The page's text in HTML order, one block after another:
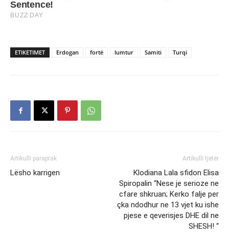
ETIKETIMET Erdogan fortë lumtur Samiti Turqi
Artikulli paraprak
Lësho karrigen
Artikulli tjetër
Klodiana Lala sfidon Elisa
Spiropalin “Nese je serioze ne
cfare shkruan; Kerko falje per
çka ndodhur ne 13 vjet ku ishe
pjese e qeverisjes DHE dil ne
SHESH! “